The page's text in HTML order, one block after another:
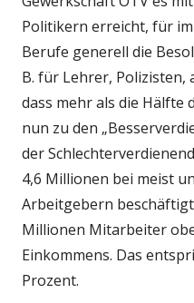
Politikern erreicht, für
Berufe generell die
B. für Lehrer, Polizisten,
dass mehr als die Hälfte
nun zu den
der
4,6 Millionen bei meist
Arbeitgebern
Millionen Mitarbeiter
Einkommens. Das
Prozent.